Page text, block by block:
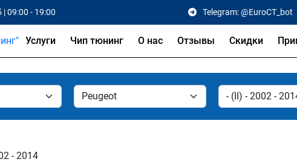
| 09:00 - 19:00 Telegram: @EuroCT_bot
Услуги Чип тюнинг О нас Отзывы Скидки
- 2014